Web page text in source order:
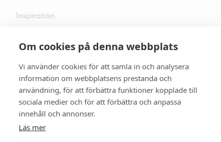
Om cookies på denna webbplats
Vi använder cookies för att samla in och analysera
information om webbplatsens prestanda och
användning, för att förbättra funktioner kopplade till
sociala medier och för att förbättra och anpassa
innehåll och annonser.
Läs mer
Inspiration
Följ oss på sociala medier
Se mer skor: skopunkten.se